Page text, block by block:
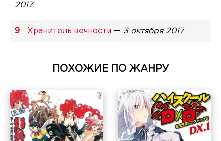
2017
Хранитель вечности — 3 октября 2017
ПОХОЖИЕ ПО ЖАНРУ